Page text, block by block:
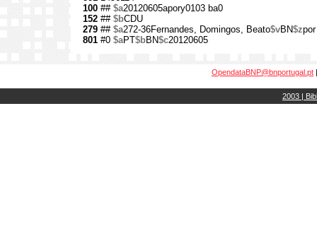
100 ## $a20120605apory0103 ba0
152 ## $bCDU
279 ## $a272-36Fernandes, Domingos, Beato$vBN$zpor
801 #0 $aPT$bBN$c20120605
OpendataBNP@bnportugal.pt
2003 |